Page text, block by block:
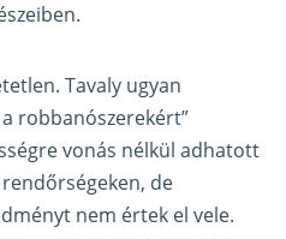
Tavaly ugyan
robbanószerekért”
vonás nélkül adhatott
de
nem értek el vele.